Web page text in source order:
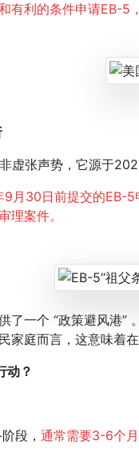
有利的条件申请EB-5
张声势，它源于
月30日前提交的EB-5
理案件。
一个 “政策避风港”
家庭而言，这意味着
动？
段， 通常需要3-6个